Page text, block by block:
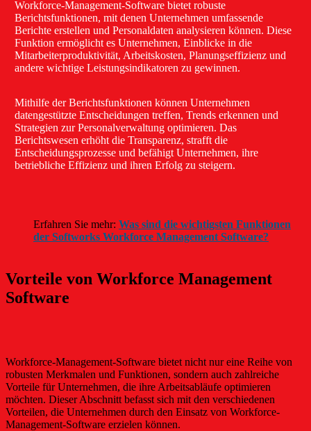
Workforce-Management-Software bietet robuste
Berichtsfunktionen, mit denen Unternehmen umfassende
Berichte erstellen und Personaldaten analysieren können. Diese
Funktion ermöglicht es Unternehmen, Einblicke in die
Mitarbeiterproduktivität, Arbeitskosten, Planungseffizienz und
andere wichtige Leistungsindikatoren zu gewinnen.
Mithilfe der Berichtsfunktionen können Unternehmen
datengestützte Entscheidungen treffen, Trends erkennen und
Strategien zur Personalverwaltung optimieren. Das
Berichtswesen erhöht die Transparenz, strafft die
Entscheidungsprozesse und befähigt Unternehmen, ihre
betriebliche Effizienz und ihren Erfolg zu steigern.
Erfahren Sie mehr: Was sind die wichtigsten Funktionen
der Softworks Workforce Management Software?
Vorteile von Workforce Management
Software
Workforce-Management-Software bietet nicht nur eine Reihe von
robusten Merkmalen und Funktionen, sondern auch zahlreiche
Vorteile für Unternehmen, die ihre Arbeitsabläufe optimieren
möchten. Dieser Abschnitt befasst sich mit den verschiedenen
Vorteilen, die Unternehmen durch den Einsatz von Workforce-
Management-Software erzielen können.